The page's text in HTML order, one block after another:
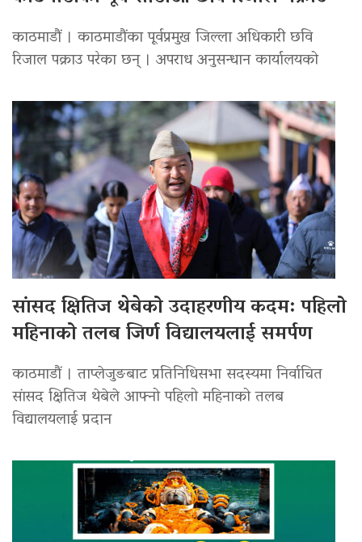
काठमाडौं । काठमाडौंका पूर्वप्रमुख जिल्ला अधिकारी छवि
रिजाल पक्राउ परेका छन् । अपराध अनुसन्धान कार्यालयको
सांसद क्षितिज थेबेको उदाहरणीय कदम: पहिलो
महिनाको तलब जिर्ण विद्यालयलाई समर्पण
काठमाडौं । ताप्लेजुङबाट प्रतिनिधिसभा सदस्यमा निर्वाचित
सांसद क्षितिज थेबेले आफ्नो पहिलो महिनाको तलब
विद्यालयलाई प्रदान